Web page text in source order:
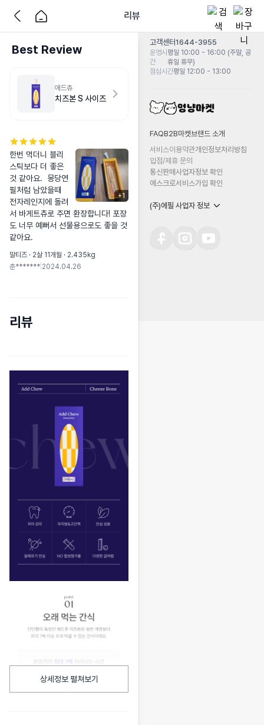
리뷰
Best Review
애드츄
치즈본 S 사이즈
+1
한번 먹더니 블리
스틱보다 더 좋은
것 같아요.  몽당연
필처럼 남았을때
전자레인지에 돌려
서 바게트츄로 주면 환장합니다! 포장
도 너무 예뻐서 선물용으로도 좋을 것
같아요.
말티즈 · 2살 11개월 · 2.435kg
춘******* 2024.04.26
리뷰
상세정보 펼쳐보기
고객센터1644-3955
운영시
간
평일 10:00 - 16:00 (주말, 공
휴일 휴무)
점심시간평일 12:00 - 13:00
FAQB2B마켓 브랜드 소개
서비스이용약관개인정보처리방침
입점/제휴 문의
통신판매사업자정보 확인
에스크로서비스가입 확인
(주)에필 사업자 정보